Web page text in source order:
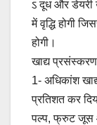
ऽ दूध और डेयरी
में वृद्धि होगी
होगी।
खाद्य
1- अधिकांश
प्रतिशत कर
पल्प, फ्रुट जूस